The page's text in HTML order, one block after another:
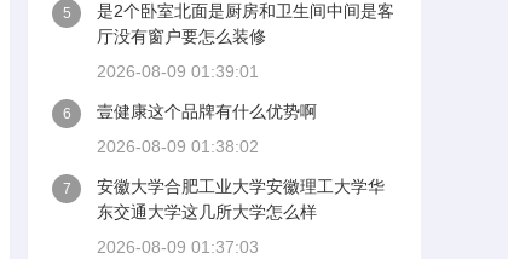
5
是2个卧室北面是厨房和卫生间中间是客
厅没有窗户要怎么装修
2026-08-09 01:39:01
6
壹健康这个品牌有什么优势啊
2026-08-09 01:38:02
7
安徽大学合肥工业大学安徽理工大学华
东交通大学这几所大学怎么样
2026-08-09 01:37:03